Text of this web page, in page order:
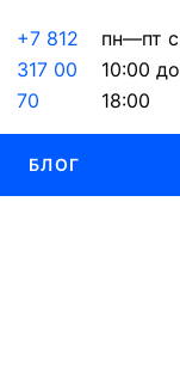
+7 812
317 00
70
пн—пт с
10:00 до
18:00
БЛОГ